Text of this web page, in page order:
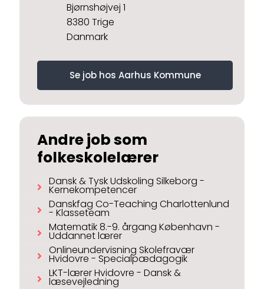
Bjørnshøjvej 1
8380 Trige
Danmark
Se job hos Aarhus Kommune
Andre job som
folkeskolelærer
Dansk & Tysk Udskoling Silkeborg -
Kernekompetencer
Danskfag Co-Teaching Charlottenlund
- Klasseteam
Matematik 8.-9. årgang København -
Uddannet lærer
Onlineundervisning Skolefravær
Hvidovre - Specialpædagogik
LKT-lærer Hvidovre - Dansk &
læsevejledning